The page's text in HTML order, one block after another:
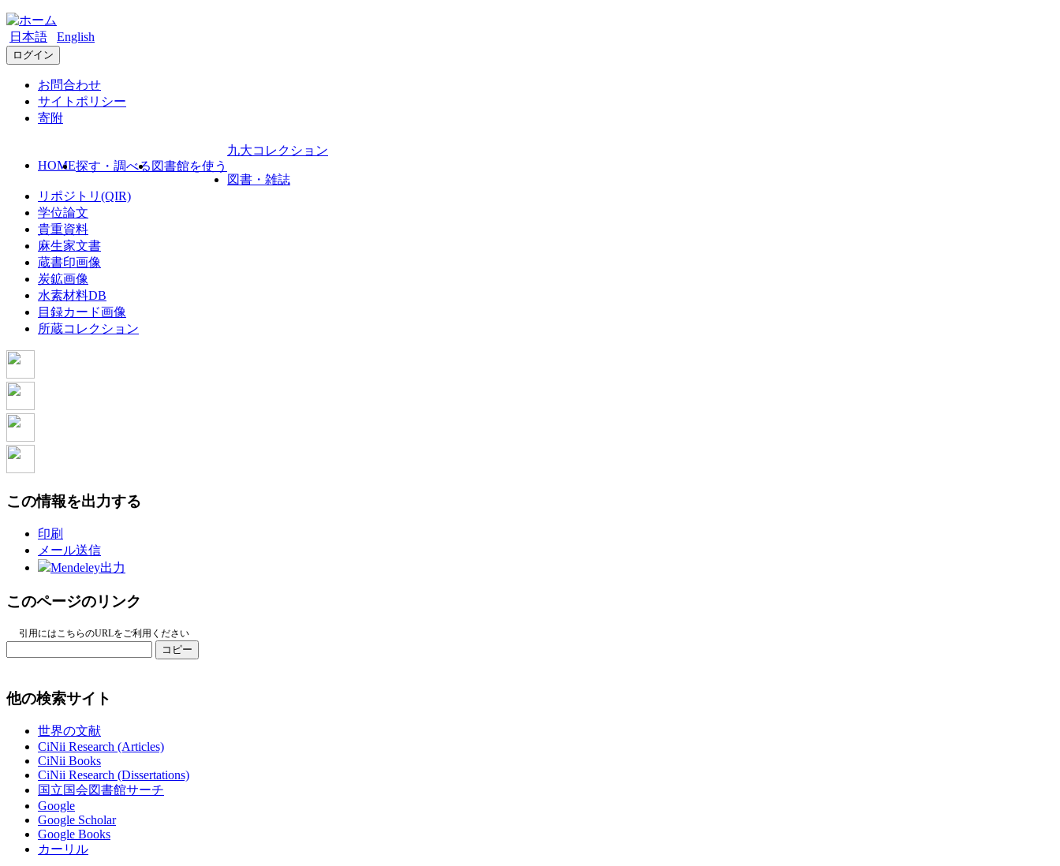
日本語 English
ログイン
お問合わせ
サイトポリシー
寄附
HOME探す・調べる 図書館を使う
九大コレクション
図書・雑誌
リポジトリ(QIR)
学位論文
貴重資料
麻生家文書
蔵書印画像
炭鉱画像
水素材料DB
目録カード画像
所蔵コレクション
この情報を出力する
印刷
メール送信
Mendeley出力
このページのリンク
引用にはこちらのURLをご利用ください
コピー
他の検索サイト
世界の文献
CiNii Research (Articles)
CiNii Books
CiNii Research (Dissertations)
国立国会図書館サーチ
Google
Google Scholar
Google Books
カーリル